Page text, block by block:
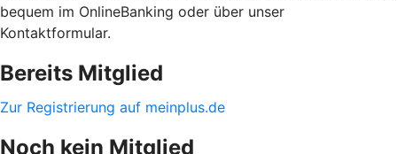
bequem im OnlineBanking oder über unser
Kontaktformular.
Bereits Mitglied
Zur Registrierung auf meinplus.de
Noch kein Mitglied